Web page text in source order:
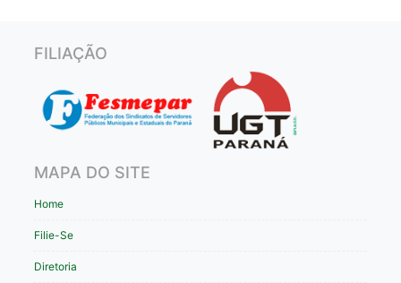
FILIAÇÃO
MAPA DO SITE
Home
Filie-Se
Diretoria